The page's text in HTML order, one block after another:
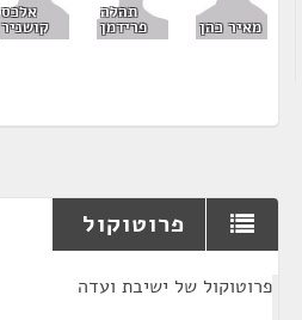
מאיר כהן
תהלה
פרידמן
אלכס
קושניר
פרוטוקול
פרוטוקול של ישיבת ועדה